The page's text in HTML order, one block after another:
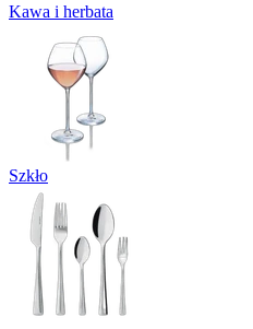
Kawa i herbata
Szkło